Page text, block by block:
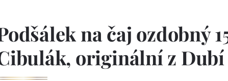
na čaj ozdobný
originální z Dubí